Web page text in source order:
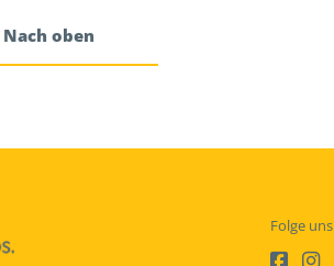
Nach oben
Folge uns